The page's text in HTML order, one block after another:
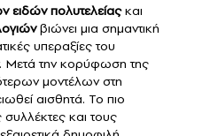
ειδών πολυτελείαςκαι
βιώνει μια σημαντική
υπεραξίες του
Μετά την κορύφωση της
μοντέλων στη
αισθητά. Το πιο
συλλέκτες και τους